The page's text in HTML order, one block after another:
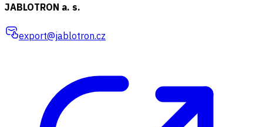
JABLOTRON a. s.
export@jablotron.cz